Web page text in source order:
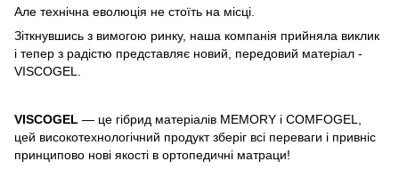
Але технічна еволюція не стоїть на місці.
Зіткнувшись з вимогою ринку, наша компанія прийняла виклик
і тепер з радістю представляє новий, передовий матеріал -
VISCOGEL.
VISCOGEL — це гібрид матеріалів MEMORY і COMFOGEL,
цей високотехнологічний продукт зберіг всі переваги і привніс
принципово нові якості в ортопедичні матраци!